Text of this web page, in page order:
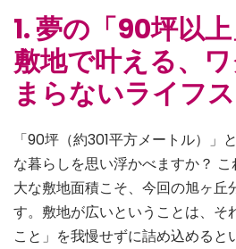
1. 夢の「90坪以
敷地で叶える、
まらないライフ
「90坪（約301平方メートル）」
な暮らしを思い浮かべますか？
大な敷地面積こそ、今回の旭ヶ丘
す。敷地が広いということは、そ
こと」を我慢せずに詰め込めると